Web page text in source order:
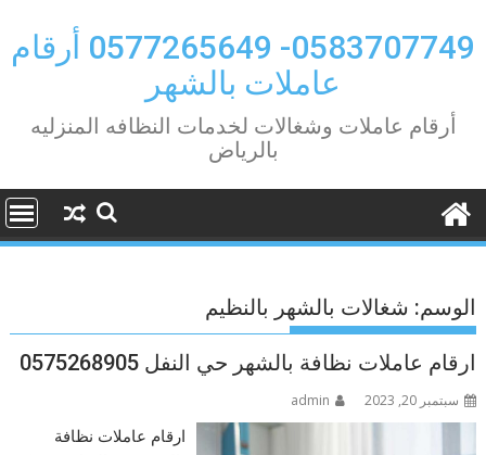
to
content
0583707749- 0577265649 أرقام
عاملات بالشهر
أرقام عاملات وشغالات لخدمات النظافه المنزليه
بالرياض
الوسم: شغالات بالشهر بالنظيم
ارقام عاملات نظافة بالشهر حي النفل 0575268905
سبتمبر 20, 2023 admin
ارقام عاملات نظافة